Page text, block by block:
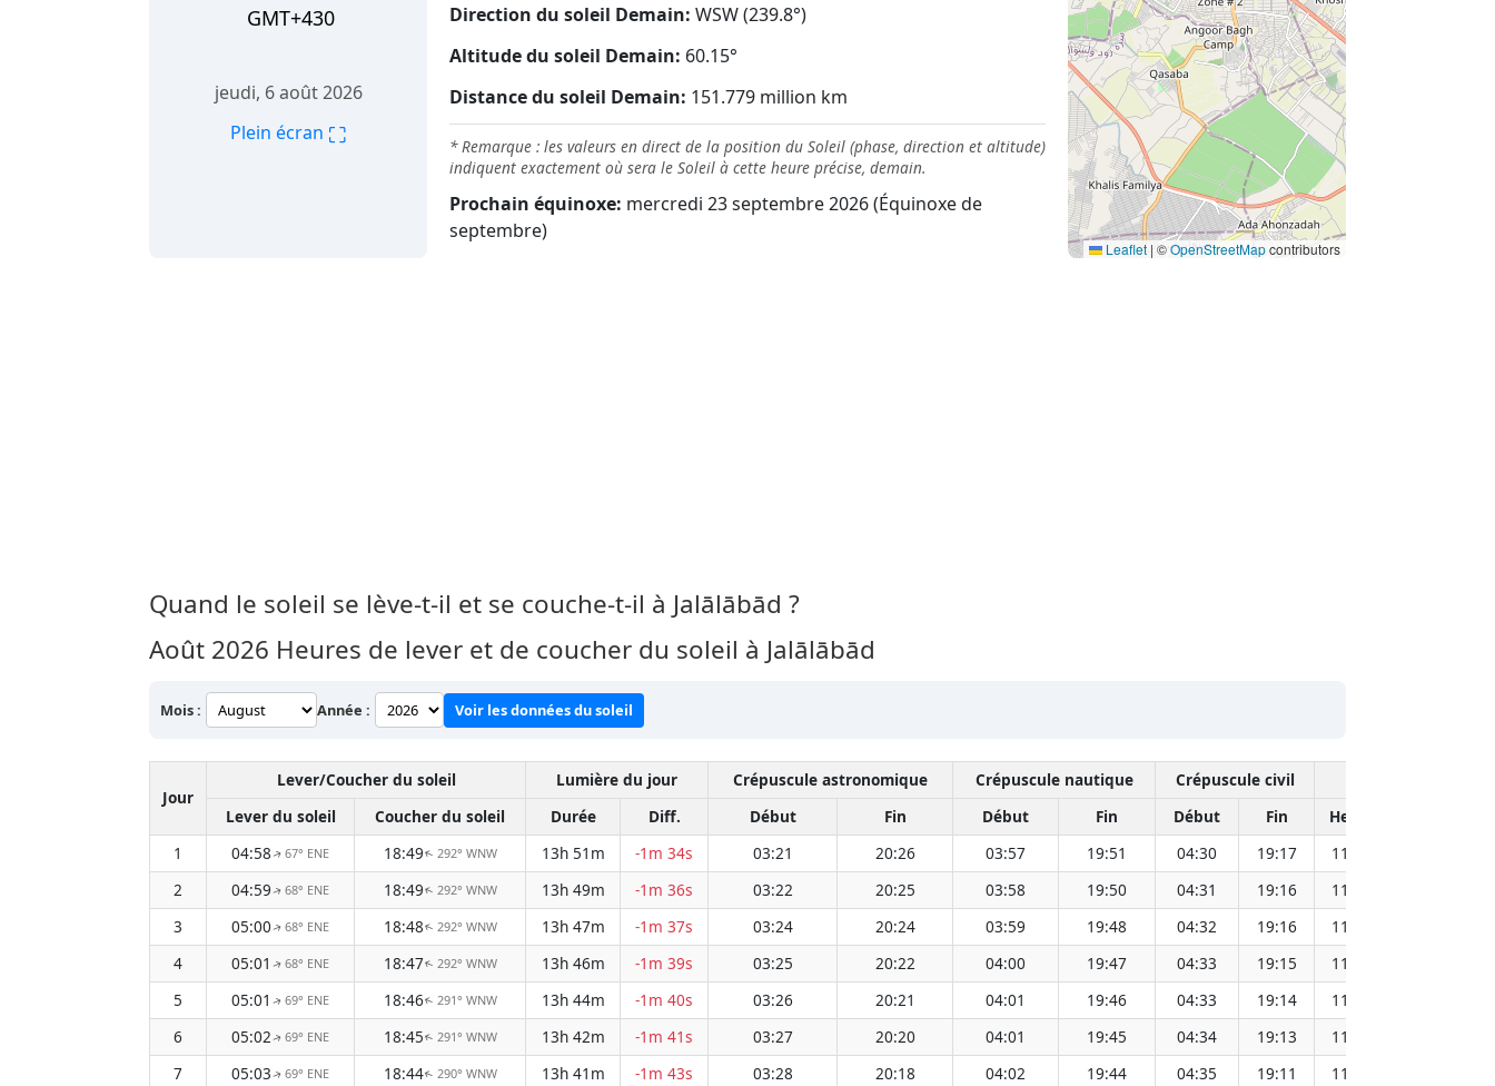
GMT+430
jeudi, 6 août 2026
Plein écran ⛶
Direction du soleil Demain: WSW (239.8°)
Altitude du soleil Demain: 60.15°
Distance du soleil Demain: 151.779 million km
* Remarque : les valeurs en direct de la position du Soleil (phase, direction et altitude)
indiquent exactement où sera le Soleil à cette heure précise, demain.
Prochain équinoxe: mercredi 23 septembre 2026 (Équinoxe de
septembre)
Leaflet |©OpenStreetMapcontributors
Quand le soleil se lève-t-il et se couche-t-il à Jalālābād ?
Août 2026 Heures de lever et de coucher du soleil à Jalālābād
Mois : Année : Voir les données du soleil
Jour
Lever/Coucher du soleil Lumière du jour Crépuscule astronomique Crépuscule nautique Crépuscule civil
Lever du soleil
Coucher du soleil Durée Diff. Début Fin Début Fin Début Fin Heure
1
04:58↑67° ENE 18:49↑ 292° WNW 13h 51m -1m 34s 03:21 20:26 03:57 19:51 04:30 19:17
11:54
2
04:59↑68° ENE 18:49↑ 292° WNW 13h 49m -1m 36s 03:22 20:25 03:58 19:50 04:31 19:16
11:54
3
05:00↑68° ENE 18:48↑ 292° WNW 13h 47m -1m 37s 03:24 20:24 03:59 19:48 04:32 19:16
11:54
4
05:01 ↑68° ENE 18:47↑ 292° WNW 13h 46m -1m 39s 03:25 20:22 04:00 19:47 04:33 19:15
11:54
5
05:01 ↑69° ENE 18:46↑ 291° WNW 13h 44m -1m 40s 03:26 20:21 04:01 19:46 04:33 19:14
11:54
6
05:02↑69° ENE 18:45↑ 291° WNW 13h 42m -1m 41s 03:27 20:20 04:01 19:45 04:34 19:13
11:54
7
05:03↑69° ENE 18:44↑ 290° WNW 13h 41m -1m 43s 03:28 20:18 04:02 19:44 04:35 19:11
11:54